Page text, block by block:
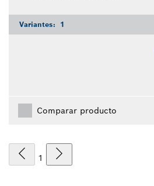
Variantes: 1
Comparar producto
1